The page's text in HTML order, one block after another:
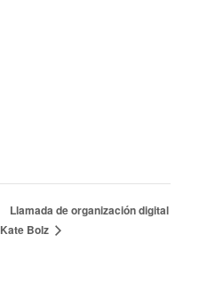
Llamada de organización digital
Kate Bolz